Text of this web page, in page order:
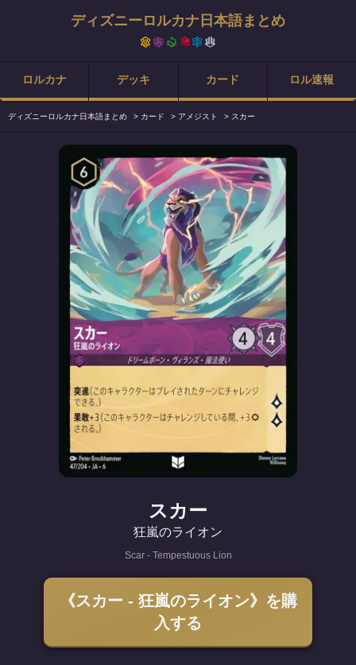
ディズニーロルカナ日本語まとめ
ロルカナ デッキ カード ロル速報
ディズニーロルカナ日本語まとめ > カード > アメジスト > スカー
スカー
狂嵐のライオン
Scar - Tempestuous Lion
《スカー - 狂嵐のライオン》を購
入する